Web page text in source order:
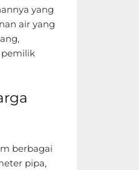
yang
air yang
pemilik
berbagai
pipa,